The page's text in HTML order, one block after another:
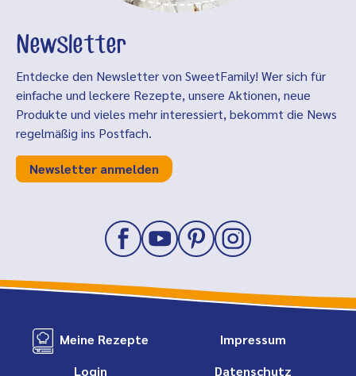
Newsletter
Entdecke den Newsletter von SweetFamily! Wer sich für
einfache und leckere Rezepte, unsere Aktionen, neue
Produkte und vieles mehr interessiert, bekommt die News
regelmäßig ins Postfach.
Newsletter anmelden
Meine Rezepte
Login
Impressum
Datenschutz